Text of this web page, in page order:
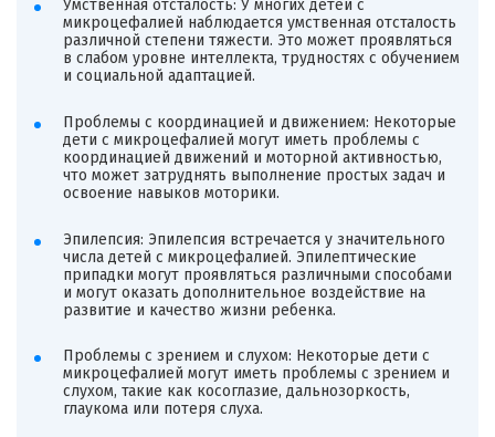
Умственная отсталость: У многих детей с
микроцефалией наблюдается умственная отсталость
различной степени тяжести. Это может проявляться
в слабом уровне интеллекта, трудностях с обучением
и социальной адаптацией.
Проблемы с координацией и движением: Некоторые
дети с микроцефалией могут иметь проблемы с
координацией движений и моторной активностью,
что может затруднять выполнение простых задач и
освоение навыков моторики.
Эпилепсия: Эпилепсия встречается у значительного
числа детей с микроцефалией. Эпилептические
припадки могут проявляться различными способами
и могут оказать дополнительное воздействие на
развитие и качество жизни ребенка.
Проблемы с зрением и слухом: Некоторые дети с
микроцефалией могут иметь проблемы с зрением и
слухом, такие как косоглазие, дальнозоркость,
глаукома или потеря слуха.